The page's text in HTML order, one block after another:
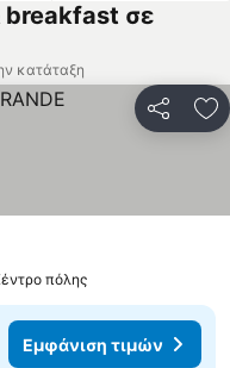
breakfast σε
κατάταξη
πόλης
Εμφάνιση τιμών